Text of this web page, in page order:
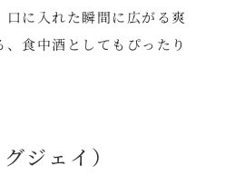
に入れた瞬間に広がる爽
食中酒としてもぴったり
ジェイ）